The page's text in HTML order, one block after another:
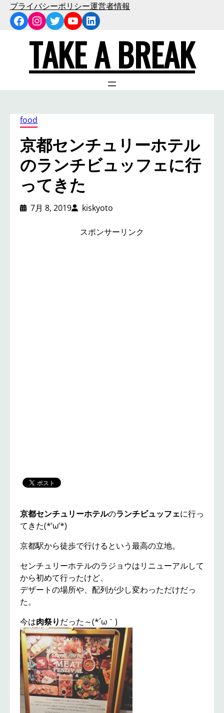
プライバシーポリシー運営者情報
Facebook
Instagram
Twitter
YouTube
LinkedIn
TAKE A BREAK
food
京都センチュリーホテル
のランチビュッフェに行
ってきた
7月 8, 2019 kiskyoto
スポンサーリンク
京都センチュリーホテルのランチビュッフェに行っ
てきた(*’ω’*)
京都駅から徒歩で行けるという最高の立地。
センチュリーホテルのラジョウはリニューアルして
から初めて行ったけど、
デザートの場所や、配列が少し変わっただけだっ
た。
今は肉祭りだった～(*´ω｀)